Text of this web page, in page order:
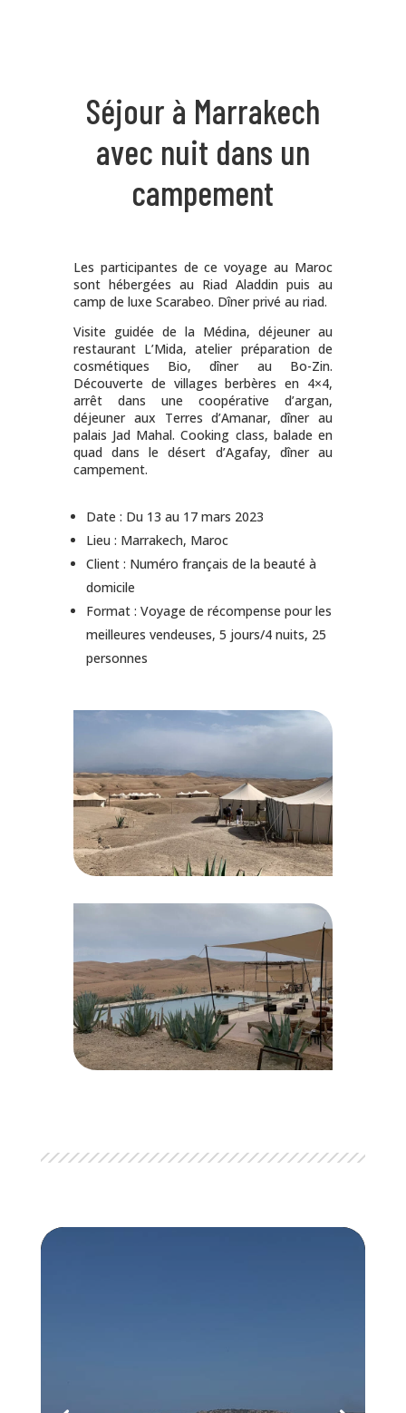
Séjour à Marrakech
avec nuit dans un
campement
Les participantes de ce voyage au Maroc
sont hébergées au Riad Aladdin puis au
camp de luxe Scarabeo. Dîner privé au riad.
Visite guidée de la Médina, déjeuner au
restaurant L’Mida, atelier préparation de
cosmétiques Bio, dîner au Bo-Zin.
Découverte de villages berbères en 4×4,
arrêt dans une coopérative d’argan,
déjeuner aux Terres d’Amanar, dîner au
palais Jad Mahal. Cooking class, balade en
quad dans le désert d’Agafay, dîner au
campement.
Date : Du 13 au 17 mars 2023
Lieu : Marrakech, Maroc
Client : Numéro français de la beauté à
domicile
Format : Voyage de récompense pour les
meilleures vendeuses, 5 jours/4 nuits, 25
personnes